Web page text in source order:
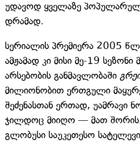
უდავოდ ყველაზე პოპულარულ
დრამად.
სერიალის პრემიერა 2005
ამჟამად კი მისი მე-19 სეზონი
არსებობის განმავლობაში
მილიონობით ერთგული
შეძენასთან ერთად, უამრავი
ჯილდოც მიიღო — მათ
გლობუსი საუკეთესო